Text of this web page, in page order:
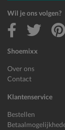
Shoemixx
Over ons
Contact
Klantenservice
Bestellen
Wil je ons volgen?